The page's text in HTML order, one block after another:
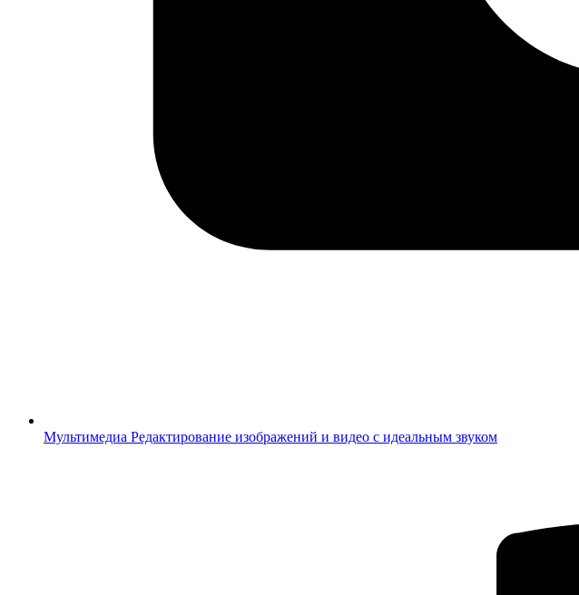
Мультимедиа Редактирование изображений и видео с идеальным звуком